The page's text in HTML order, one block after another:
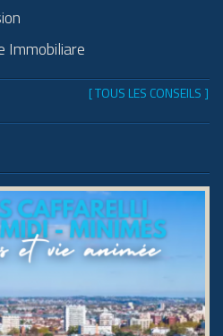
Immobiliare
[ TOUS LES CONSEILS ]